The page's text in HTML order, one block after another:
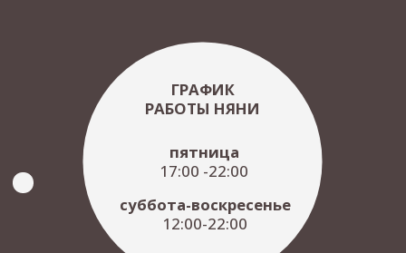
Акции
СКИДКА 10%
скидка 10% на весь счет